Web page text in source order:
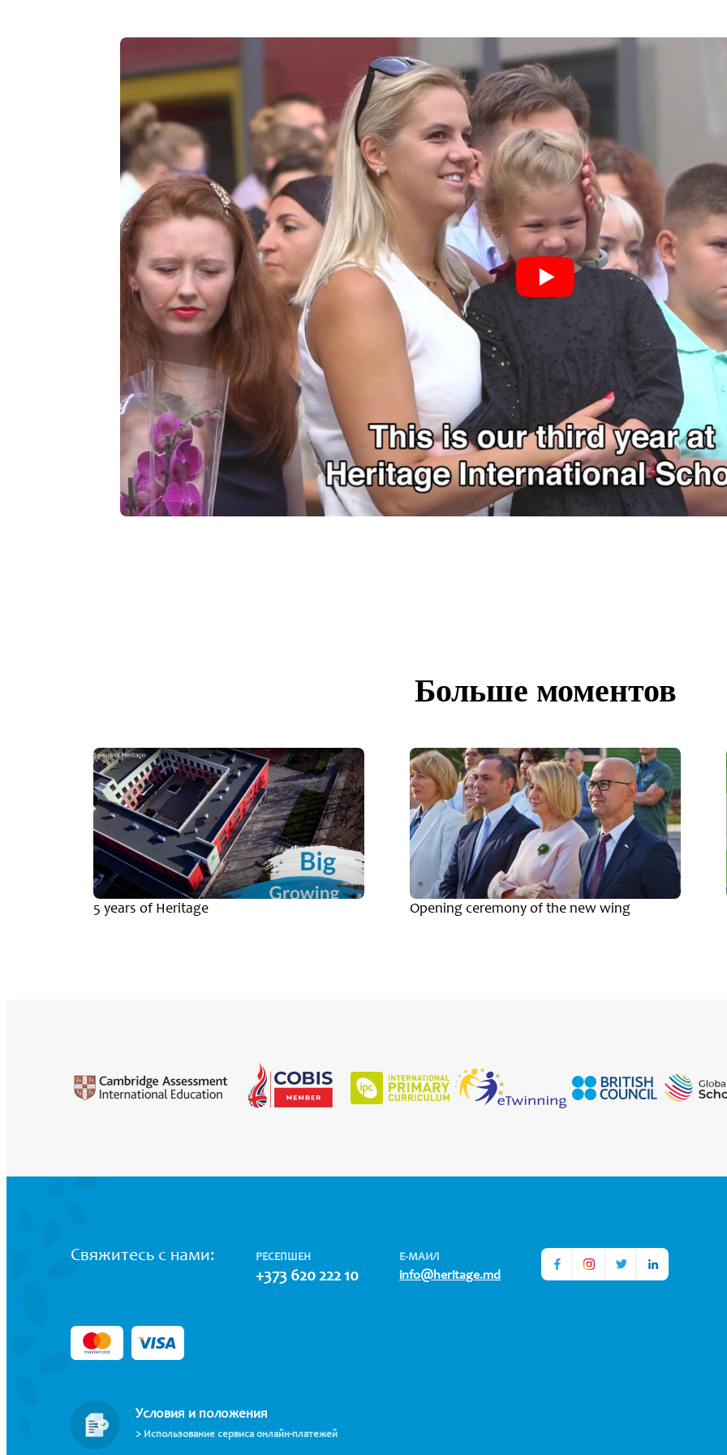
Больше моментов
5 years of Heritage Opening ceremony of the new wing
Свяжитесь с нами: РЕСЕПШЕН
+373 620 222 10
Е-МАИЛ
info@heritage.md
Условия и положения
> Использование сервиса онлайн-платежей